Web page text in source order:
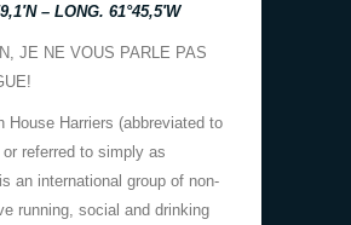
– LONG. 61°45,5′W
JE NE VOUS PARLE PAS
House Harriers (abbreviated to
or referred to simply as
an international group of non-
running, social and drinking